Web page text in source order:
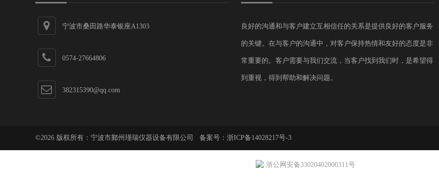
宁波市桑田路华泰银座A1303
0574-27664806
382315390@qq.com
良好的沟通和与客户建立互相信任的关系是提供良好的客户服务
的关键。在与客户的沟通中，对客户保持热情和友好的态度是非
常重要的。客户需要与我们交流，当客户找到我们时，是希望得
到重视，得到帮助和解决问题。
©2026 版权所有：宁波市鄞州瑾瑞仪器设备有限公司 备案号： 浙ICP备14028217号-3
浙公网安备33020402000311号